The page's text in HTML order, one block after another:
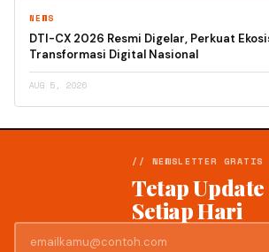
NEWS
DTI-CX 2026 Resmi Digelar, Perkuat
Transformasi Digital Nasional
AUG 5, 2026
// NEWSLETTER GRATIS
Tetap Update
Setiap Hari